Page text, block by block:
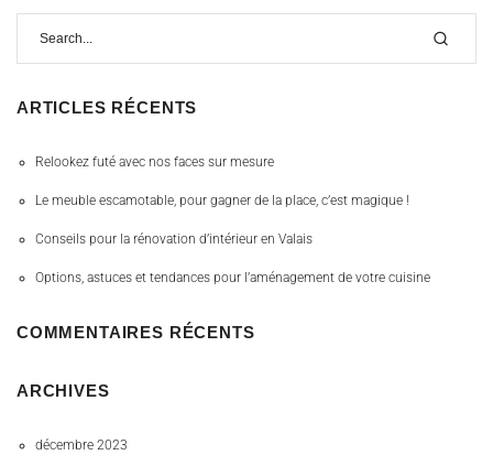
ARTICLES RÉCENTS
Relookez futé avec nos faces sur mesure
Le meuble escamotable, pour gagner de la place, c’est magique !
Conseils pour la rénovation d’intérieur en Valais
Options, astuces et tendances pour l’aménagement de votre cuisine
COMMENTAIRES RÉCENTS
ARCHIVES
décembre 2023